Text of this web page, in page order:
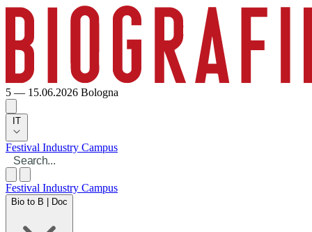
5 — 15.06.2026 Bologna
IT
Festival Industry Campus
Festival Industry Campus
Bio to B | Doc